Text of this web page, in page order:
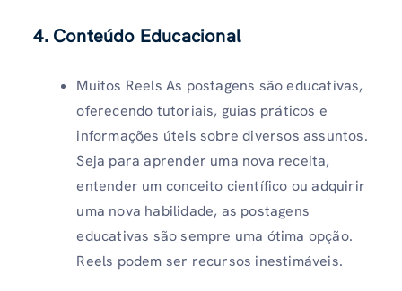
4. Conteúdo Educacional
Muitos Reels As postagens são educativas,
oferecendo tutoriais, guias práticos e
informações úteis sobre diversos assuntos.
Seja para aprender uma nova receita,
entender um conceito científico ou adquirir
uma nova habilidade, as postagens
educativas são sempre uma ótima opção.
Reels podem ser recursos inestimáveis.